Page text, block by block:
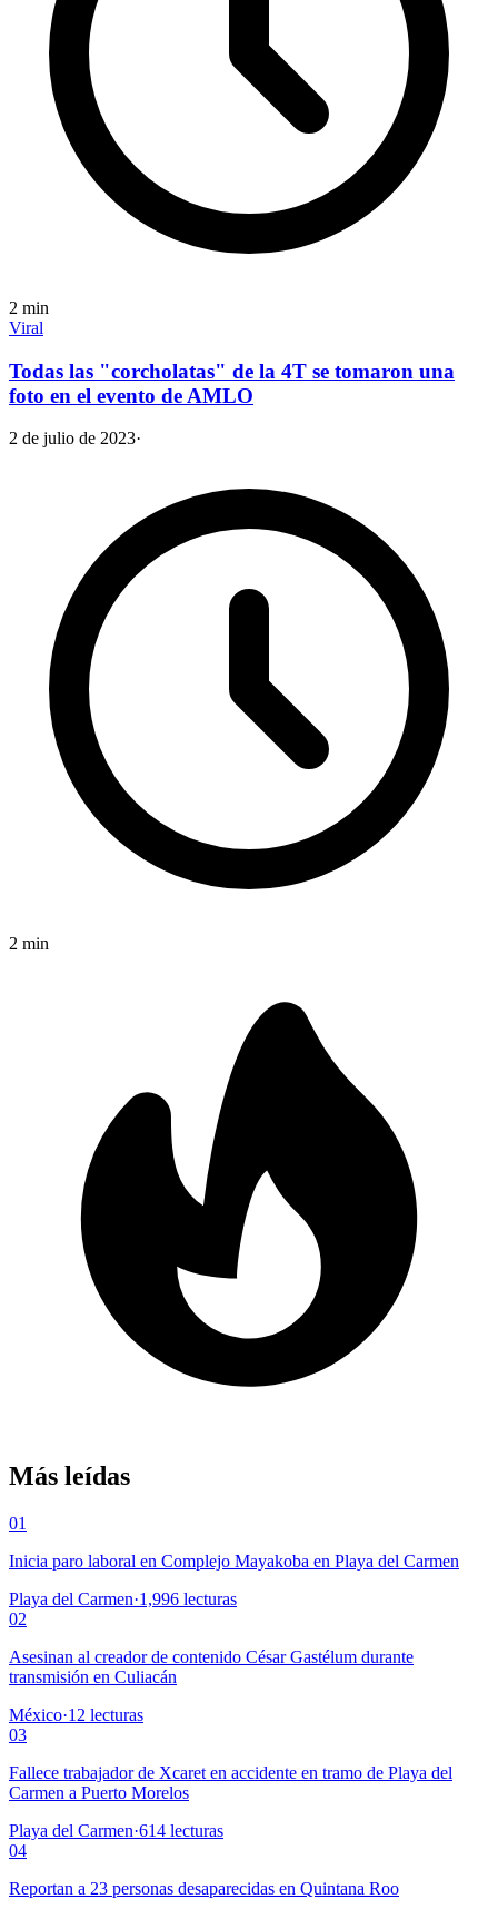
2 min
Viral
Todas las "corcholatas" de la 4T se tomaron una
foto en el evento de AMLO
2 de julio de 2023·
2 min
Más leídas
01
Inicia paro laboral en Complejo Mayakoba en Playa del Carmen
Playa del Carmen·1,996 lecturas
02
Asesinan al creador de contenido César Gastélum durante
transmisión en Culiacán
México·12 lecturas
03
Fallece trabajador de Xcaret en accidente en tramo de Playa del
Carmen a Puerto Morelos
Playa del Carmen·614 lecturas
04
Reportan a 23 personas desaparecidas en Quintana Roo